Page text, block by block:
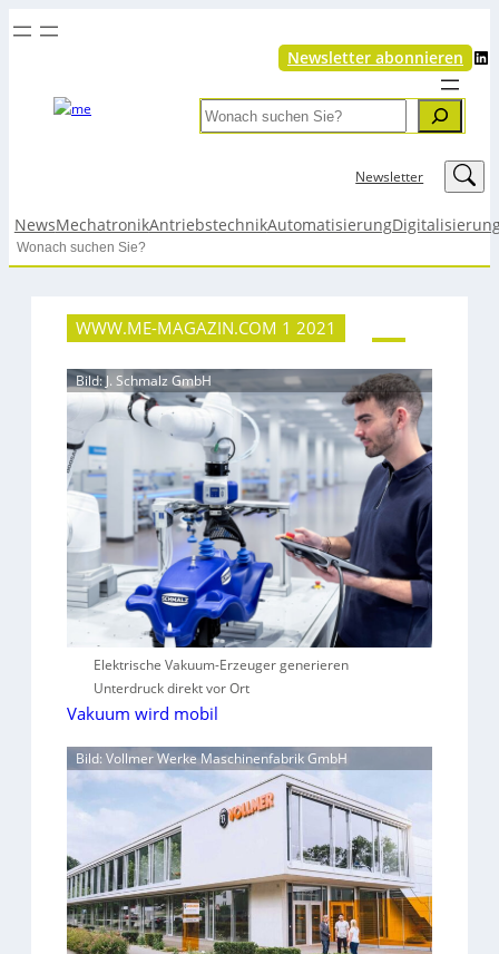
Newsletter abonnieren LinkedIn
Search
Newsletter LinkedIn
NewsMechatronikAntriebstechnikAutomatisierung
Search
WWW.ME-MAGAZIN.COM 1 2021
Bild: J. Schmalz GmbH
Elektrische Vakuum-Erzeuger generieren
Unterdruck direkt vor Ort
Vakuum wird mobil
Bild: Vollmer Werke Maschinenfabrik GmbH